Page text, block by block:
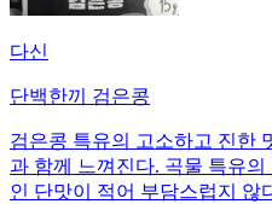
다신
단백한끼 검은콩
검은콩 특유의 고소하고 진한
과 함께 느껴진다. 곡물 특유
인 단맛이 적어 부담스럽지 않